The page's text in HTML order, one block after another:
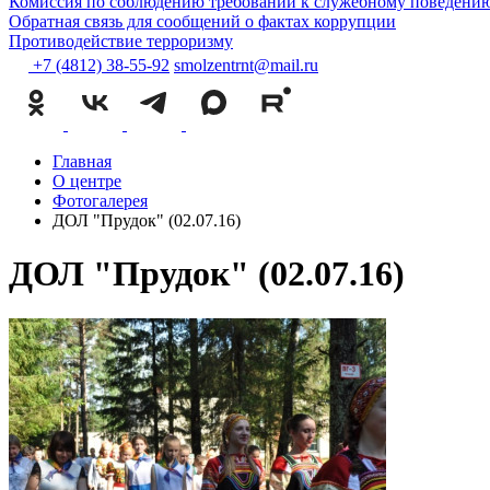
Обратная связь для сообщений о фактах коррупции
Противодействие терроризму
+7 (4812) 38-55-92 smolzentrnt@mail.ru
Главная
О центре
Фотогалерея
ДОЛ "Прудок" (02.07.16)
ДОЛ "Прудок" (02.07.16)